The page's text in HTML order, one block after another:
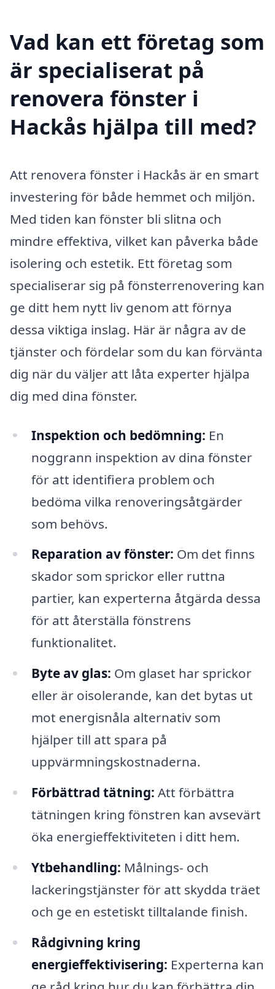
Vad kan ett företag som
är specialiserat på
renovera fönster i
Hackås hjälpa till med?
Att renovera fönster i Hackås är en smart
investering för både hemmet och miljön.
Med tiden kan fönster bli slitna och
mindre effektiva, vilket kan påverka både
isolering och estetik. Ett företag som
specialiserar sig på fönsterrenovering kan
ge ditt hem nytt liv genom att förnya
dessa viktiga inslag. Här är några av de
tjänster och fördelar som du kan förvänta
dig när du väljer att låta experter hjälpa
dig med dina fönster.
Inspektion och bedömning: En
noggrann inspektion av dina fönster
för att identifiera problem och
bedöma vilka renoveringsåtgärder
som behövs.
Reparation av fönster: Om det finns
skador som sprickor eller ruttna
partier, kan experterna åtgärda dessa
för att återställa fönstrens
funktionalitet.
Byte av glas: Om glaset har sprickor
eller är oisolerande, kan det bytas ut
mot energisnåla alternativ som
hjälper till att spara på
uppvärmningskostnaderna.
Förbättrad tätning: Att förbättra
tätningen kring fönstren kan avsevärt
öka energieffektiviteten i ditt hem.
Ytbehandling: Målnings- och
lackeringstjänster för att skydda träet
och ge en estetiskt tilltalande finish.
Rådgivning kring
energieffektivisering: Experterna kan